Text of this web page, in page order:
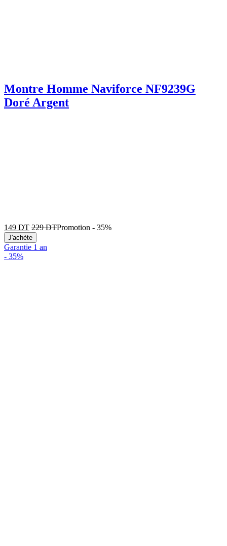
Montre Homme Naviforce NF9239G
Doré Argent
149 DT 229DTPromotion - 35%
J'achète
Garantie 1 an
- 35%